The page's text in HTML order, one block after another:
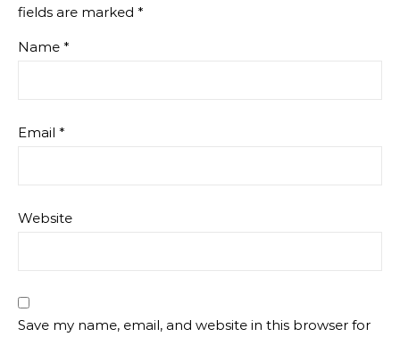
fields are marked *
Name *
Email *
Website
Save my name, email, and website in this browser for